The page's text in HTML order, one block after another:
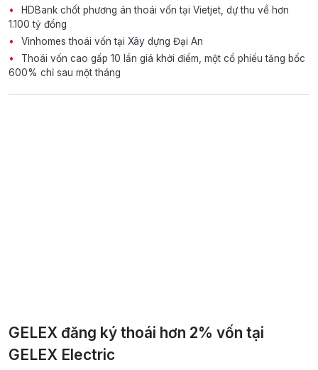
HDBank chốt phương án thoái vốn tại Vietjet, dự thu về hơn
1.100 tỷ đồng
Vinhomes thoái vốn tại Xây dựng Đại An
Thoái vốn cao gấp 10 lần giá khởi điểm, một cổ phiếu tăng bốc
600% chỉ sau một tháng
GELEX đăng ký thoái hơn 2% vốn tại
GELEX Electric